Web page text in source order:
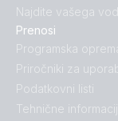
Prenosi
Programska
Priročniki za
Podatkovni listi
Tehnične
Najdite vašega